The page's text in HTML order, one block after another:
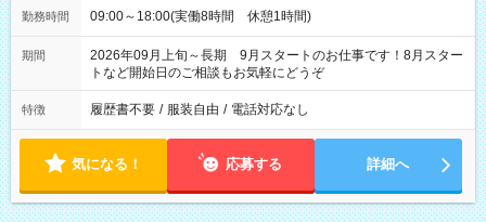
勤務時間 09:00～18:00(実働8時間 休憩1時間)
期間
2026年09月上旬～長期 9月スタートのお仕事です！8月スター
トなど開始日のご相談もお気軽にどうぞ
特徴 履歴書不要 / 服装自由 / 電話対応なし
気になる！ 応募する 詳細へ